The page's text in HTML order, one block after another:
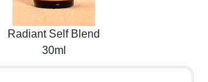
Radiant Self Blend
30ml